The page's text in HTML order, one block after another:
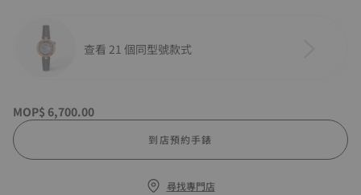
查看 21 個同型號款式
MOP$ 6,700.00
到店預約手錶
尋找專門店